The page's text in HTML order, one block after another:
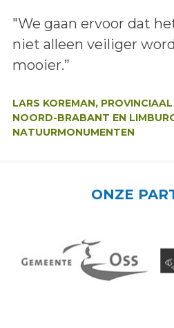
Lees het bericht:
"We gaan ervoor dat
niet alleen veiliger
mooier.”
LARS KOREMAN,
NOORD-BRABANT EN
NATUURMONUMENTEN
ONZE